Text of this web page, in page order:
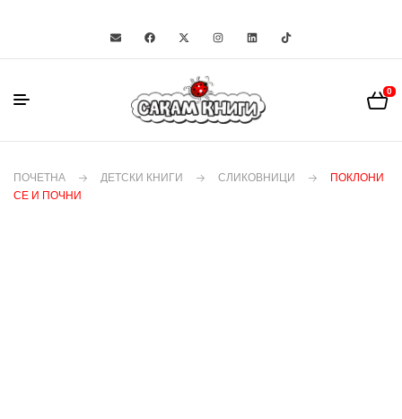
0
ПОЧЕТНА ДЕТСКИ КНИГИ СЛИКОВНИЦИ
ПОКЛОНИ
СЕ И ПОЧНИ